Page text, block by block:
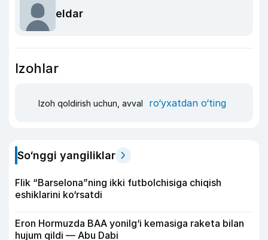
eldar
Izohlar
Izoh qoldirish uchun, avval ro‘yxatdan o‘ting
So‘nggi yangiliklar
Flik “Barselona”ning ikki futbolchisiga chiqish
eshiklarini ko‘rsatdi
Eron Hormuzda BAA yonilg‘i kemasiga raketa bilan
hujum qildi — Abu Dabi